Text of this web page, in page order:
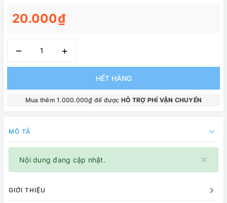
20.000₫
– +
HẾT HÀNG
Mua thêm 1.000.000₫ để được HỖ TRỢ PHÍ VẬN CHUYỂN
MÔ TẢ
×
Nội dung đang cập nhật.
GIỚI THIỆU